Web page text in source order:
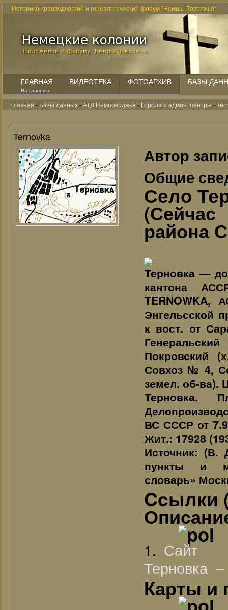
Историко-краеведческий и генеалогический форум "Немцы Поволжья"
ГЛАВНАЯ
На главную
ВИДЕОТЕКА ФОТОАРХИВ БАЗЫ
Главная - Базы данных-АТД Немповолжья - Города и админ. центры -
Ternovka
Автор
Общие
Село
(Сейчас
района
Терновка — до
кантона
TERNOWKA,
Энгельсской
к вост. от
Покровский
Совхоз № 4,
земел. об-ва).
Терновка.
ВС СССР от
Жит.: 17928
Источник: (В.
пункты и
словарь»
Ccылки
1. Сайт "
Терновка
Карты и